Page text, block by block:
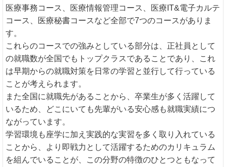
医療事務コース、医療情報管理コース、医療IT&電子カルテ
コース、医療秘書コースなど全部で7つのコースがありま
す。
これらのコースでの強みとしている部分は、正社員として
の就職数が全国でもトップクラスであることであり、これ
は早期からの就職対策を日常の学習と並行して行っている
ことが考えられます。
また全国に就職先があることから、卒業生が多く活躍して
いるため、どこにいても先輩がいる安心感も就職実績につ
ながっています。
学習環境も座学に加え実践的な実習を多く取り入れている
ことから、より即戦力として活躍するためのカリキュラム
を組んでいることが、この分野の特徴のひとつともなって